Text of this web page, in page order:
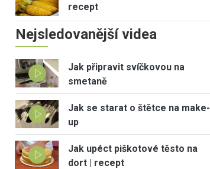
recept
Nejsledovanější videa
Jak připravit svíčkovou na
smetaně
Jak se starat o štětce na make-
up
Jak upéct piškotové těsto na
dort | recept